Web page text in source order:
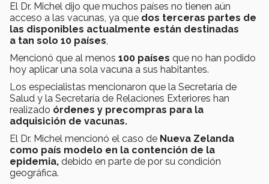
El Dr. Michel dijo que muchos países no tienen aún
acceso a las vacunas, ya que dos terceras partes de
las disponibles actualmente están destinadas
a tan solo 10 países,
Mencionó que al menos 100 países que no han podido
hoy aplicar una sola vacuna a sus habitantes.
Los especialistas mencionaron que la Secretaría de
Salud y la Secretaría de Relaciones Exteriores han
realizado órdenes y precompras para la
adquisición de vacunas.
El Dr. Michel mencionó el caso de Nueva Zelanda
como país modelo en la contención de la
epidemia, debido en parte de por su condición
geográfica.